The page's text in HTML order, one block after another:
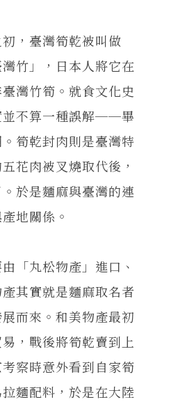
，臺灣筍乾被叫做
灣竹」，日本人將它在
灣竹筍。就食文化史
並不算一種誤解──畢
筍乾封肉則是臺灣特
花肉被叉燒取代後，
於是麵麻與臺灣的連
地關係。
丸松物產」進口、
其實就是麵麻取名者
而來。和美物產最初
，戰後將筍乾賣到上
察時意外看到自家筍
麵配料，於是在大陸